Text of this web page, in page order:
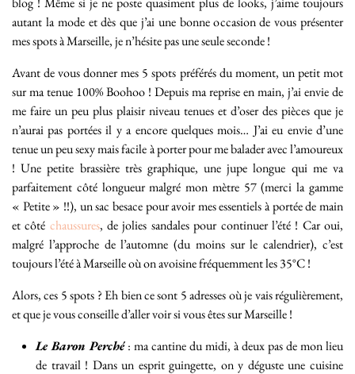
autant la mode et dès que j’ai une bonne occasion de vous présenter
mes spots à Marseille, je n’hésite pas une seule seconde !
Avant de vous donner mes 5 spots préférés du moment, un petit mot
sur ma tenue 100% Boohoo ! Depuis ma reprise en main, j’ai envie de
me faire un peu plus plaisir niveau tenues et d’oser des pièces que je
n’aurai pas portées il y a encore quelques mois… J’ai eu envie d’une
tenue un peu sexy mais facile à porter pour me balader avec l’amoureux
! Une petite brassière très graphique, une jupe longue qui me va
parfaitement côté longueur malgré mon mètre 57 (merci la gamme
« Petite » !!), un sac besace pour avoir mes essentiels à portée de main
et côté chaussures, de jolies sandales pour continuer l’été ! Car oui,
malgré l’approche de l’automne (du moins sur le calendrier), c’est
toujours l’été à Marseille où on avoisine fréquemment les 35°C !
Alors, ces 5 spots ? Eh bien ce sont 5 adresses où je vais régulièrement,
et que je vous conseille d’aller voir si vous êtes sur Marseille !
Le Baron Perché : ma cantine du midi, à deux pas de mon lieu
de travail ! Dans un esprit guingette, on y déguste une cuisine